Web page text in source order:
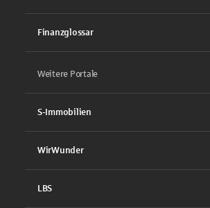
Finanzglossar
Weitere Portale
S-Immobilien
WirWunder
LBS